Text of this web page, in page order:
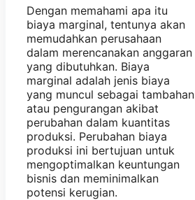
Dengan memahami apa itu
biaya marginal, tentunya akan
memudahkan perusahaan
dalam merencanakan anggaran
yang dibutuhkan. Biaya
marginal adalah jenis biaya
yang muncul sebagai tambahan
atau pengurangan akibat
perubahan dalam kuantitas
produksi. Perubahan biaya
produksi ini bertujuan untuk
mengoptimalkan keuntungan
bisnis dan meminimalkan
potensi kerugian.